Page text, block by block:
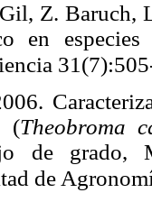
Z. Baruch,
en
(Theobroma
de grado,
de